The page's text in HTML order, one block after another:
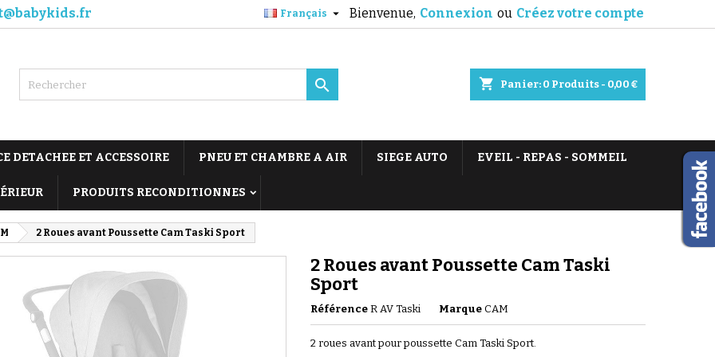
Bienvenue, Connexion ou Créez votre compte
Français 
shopping_cart Panier: 0 Produits - 0,00 €

DETACHEE ET ACCESSOIRE PNEU ET CHAMBRE A AIR SIEGE AUTO EVEIL - REPAS - SOMMEIL
PRODUITS RECONDITIONNES
2 Roues avant Poussette Cam Taski Sport
2 Roues avant Poussette Cam Taski
Sport
Référence R AV Taski Marque CAM
2 roues avant pour poussette Cam Taski Sport.